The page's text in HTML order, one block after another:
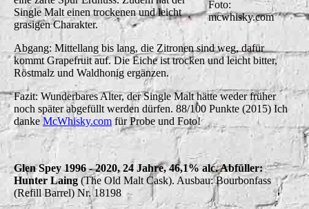
Foto:
mcwhisky.com
Single Malt einen trockenen und leicht
grasigen Charakter.
Abgang: Mittellang bis lang, die Zitronen sind weg, dafür
kommt Grapefruit auf. Die Eiche ist trocken und leicht bitter,
Röstmalz und Waldhonig ergänzen.
Fazit: Wunderbares Alter, der Single Malt hätte weder früher
noch später abgefüllt werden dürfen. 88/100 Punkte (2015) Ich
dankeMcWhisky.com für Probe und Foto!
Glen Spey 1996 - 2020, 24 Jahre, 46,1% alc. Abfüller:
Hunter Laing(The Old Malt Cask). Ausbau: Bourbonfass
(Refill Barrel) Nr. 18198